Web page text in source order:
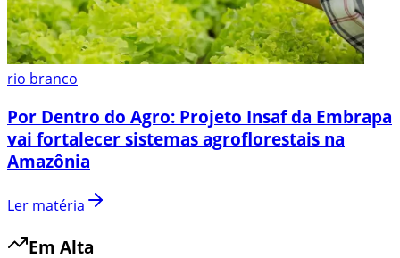
rio branco
Por Dentro do Agro: Projeto Insaf da Embrapa
vai fortalecer sistemas agroflorestais na
Amazônia
Ler matéria
Em Alta